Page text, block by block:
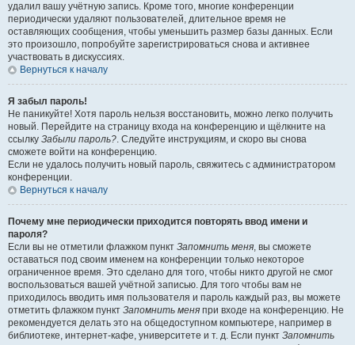
удалил вашу учётную запись. Кроме того, многие конференции
периодически удаляют пользователей, длительное время не
оставляющих сообщения, чтобы уменьшить размер базы данных. Если
это произошло, попробуйте зарегистрироваться снова и активнее
участвовать в дискуссиях.
Вернуться к началу
Я забыл пароль!
Не паникуйте! Хотя пароль нельзя восстановить, можно легко получить
новый. Перейдите на страницу входа на конференцию и щёлкните на
ссылку Забыли пароль?. Следуйте инструкциям, и скоро вы снова
сможете войти на конференцию.
Если не удалось получить новый пароль, свяжитесь с администратором
конференции.
Вернуться к началу
Почему мне периодически приходится повторять ввод имени и
пароля?
Если вы не отметили флажком пункт Запомнить меня, вы сможете
оставаться под своим именем на конференции только некоторое
ограниченное время. Это сделано для того, чтобы никто другой не смог
воспользоваться вашей учётной записью. Для того чтобы вам не
приходилось вводить имя пользователя и пароль каждый раз, вы можете
отметить флажком пункт Запомнить меня при входе на конференцию. Не
рекомендуется делать это на общедоступном компьютере, например в
библиотеке, интернет-кафе, университете и т. д. Если пункт Запомнить